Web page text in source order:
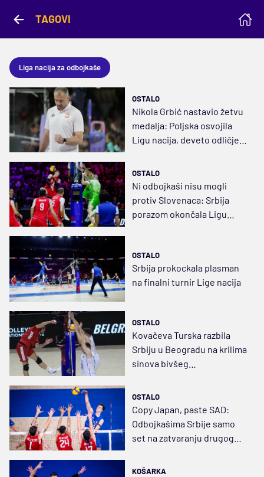
TAGOVI
Liga nacija za odbojkaše
OSTALO
Nikola Grbić nastavio žetvu
medalja: Poljska osvojila
Ligu nacija, deveto odličje
OSTALO
Ni odbojkaši nisu mogli
protiv Slovenaca: Srbija
porazom okončala Ligu
OSTALO
Srbija prokockala plasman
na finalni turnir Lige nacija
OSTALO
Kovačeva Turska razbila
Srbiju u Beogradu na krilima
sinova bivšeg
OSTALO
Copy Japan, paste SAD:
Odbojkašima Srbije samo
set na zatvaranju drugog
KOŠARKA